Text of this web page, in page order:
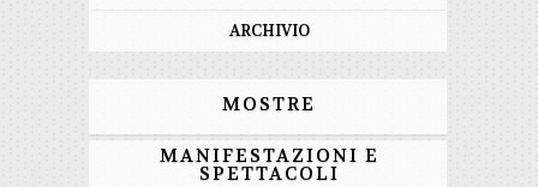
ARCHIVIO
MOSTRE
MANIFESTAZIONI E
SPETTACOLI